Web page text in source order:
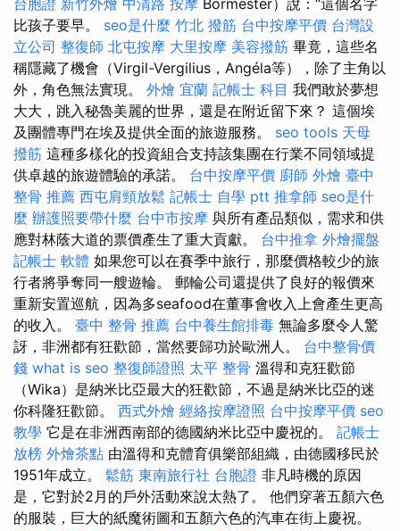
台胞證 新竹外燴 中清路 按摩 Bormester）說：“這個名字
比孩子要早。 seo是什麼 竹北 撥筋 台中按摩平價 台灣設
立公司 整復師 北屯按摩 大里按摩 美容撥筋 畢竟，這些名
稱隱藏了機會（Virgil-Vergilius，Angéla等），除了主角以
外，角色無法實現。 外燴 宜蘭 記帳士 科目 我們敢於夢想
大大，跳入秘魯美麗的世界，還是在附近留下來？ 這個埃
及團體專門在埃及提供全面的旅遊服務。 seo tools 天母
撥筋 這種多樣化的投資組合支持該集團在行業不同領域提
供卓越的旅遊體驗的承諾。 台中按摩平價 廚師 外燴 臺中
整骨 推薦 西屯肩頸放鬆 記帳士 自學 ptt 推拿師 seo是什
麼 辦護照要帶什麼 台中市按摩 與所有產品類似，需求和供
應對林蔭大道的票價產生了重大貢獻。 台中推拿 外燴擺盤
記帳士 軟體 如果您可以在賽季中旅行，那麼價格較少的旅
行者將爭奪同一艘遊輪。 郵輪公司還提供了良好的報價來
重新安置巡航，因為多seafood在董事會收入上會產生更高
的收入。 臺中 整骨 推薦 台中養生館排毒 無論多麼令人驚
訝，非洲都有狂歡節，當然要歸功於歐洲人。 台中整骨價
錢 what is seo 整復師證照 太平 整骨 溫得和克狂歡節
（Wika）是納米比亞最大的狂歡節，不過是納米比亞的迷
你科隆狂歡節。 西式外燴 經絡按摩證照 台中按摩平價 seo
教學 它是在非洲西南部的德國納米比亞中慶祝的。 記帳士
放榜 外燴茶點 由溫得和克體育俱樂部組織，由德國移民於
1951年成立。 鬆筋 東南旅行社 台胞證 非凡時機的原因
是，它對於2月的戶外活動來說太熱了。 他們穿著五顏六色
的服裝，巨大的紙魔術圖和五顏六色的汽車在街上慶祝。